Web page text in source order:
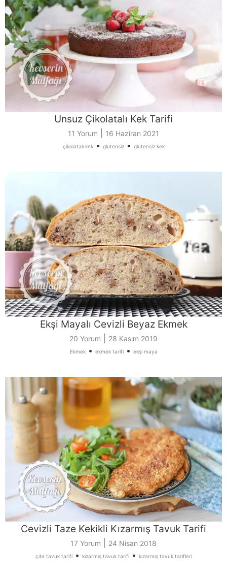
Unsuz Çikolatalı Kek Tarifi
11 Yorum 16 Haziran 2021
çikolatalı kek• glutensiz• glutensiz kek
Ekşi Mayalı Cevizli Beyaz Ekmek
20 Yorum 28 Kasım 2019
Ekmek• ekmek tarifi• ekşi maya
Cevizli Taze Kekikli Kızarmış Tavuk Tarifi
17 Yorum 24 Nisan 2018
çıtır tavuk tarifi• kızarmış tavuk tarifi• kızarmış tavuk tarifleri